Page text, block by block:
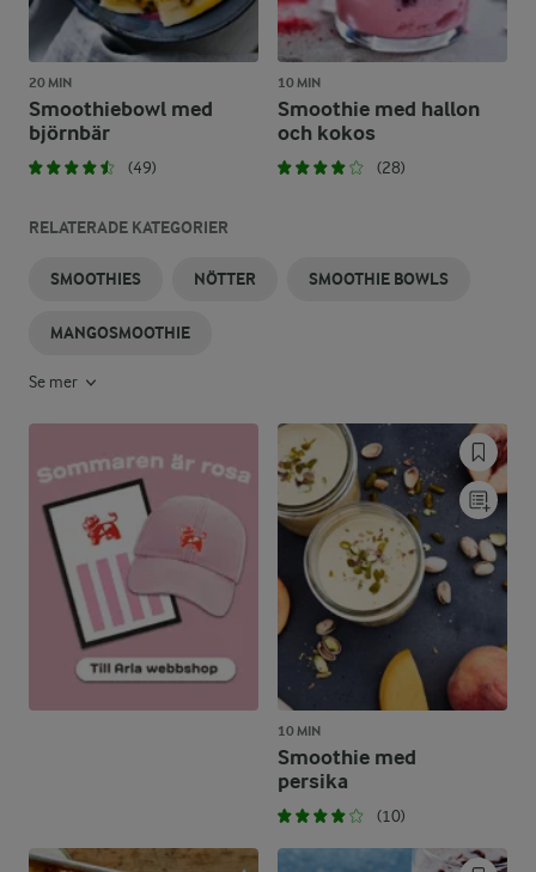
20 MIN
Smoothiebowl med
björnbär
(49)
10 MIN
Smoothie med hallon
och kokos
(28)
RELATERADE KATEGORIER
SMOOTHIES NÖTTER SMOOTHIE BOWLS
MANGOSMOOTHIE
Se mer
10 MIN
Smoothie med
persika
(10)